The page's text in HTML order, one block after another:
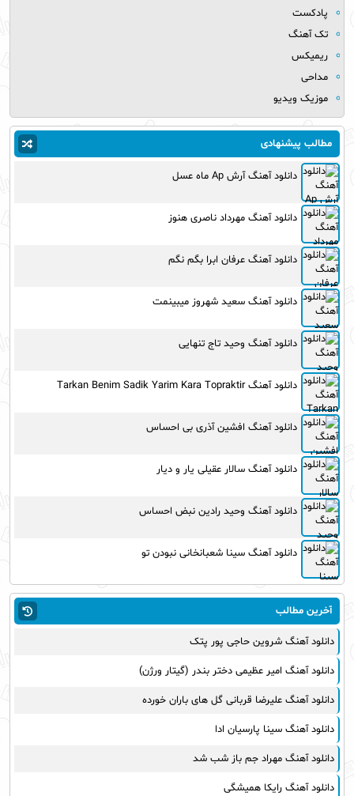
پادکست
تک آهنگ
ریمیکس
مداحی
موزیک ویدیو
مطالب پیشنهادی
دانلود آهنگ آرش Ap ماه عسل
دانلود آهنگ مهرداد ناصری هنوز
دانلود آهنگ عرفان ابرا بگم نگم
دانلود آهنگ سعید شهروز میبینمت
دانلود آهنگ وحید تاج تنهایی
دانلود آهنگ Tarkan Benim Sadik Yarim Kara Topraktir
دانلود آهنگ افشین آذری بی احساس
دانلود آهنگ سالار عقیلی یار و دیار
دانلود آهنگ وحید رادین نبض احساس
دانلود آهنگ سینا شعبانخانی نبودن تو
آخرین مطالب
دانلود آهنگ شروین حاجی پور پتک
دانلود آهنگ امیر عظیمی دختر بندر (گیتار ورژن)
دانلود آهنگ علیرضا قربانی گل های باران خورده
دانلود آهنگ سینا پارسیان ادا
دانلود آهنگ مهراد جم باز شب شد
دانلود آهنگ رایکا همیشگی